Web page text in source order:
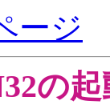
ージ
の